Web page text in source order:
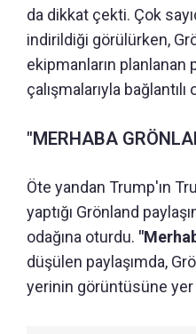
da dikkat çekti. Çok
indirildiği görülürken,
ekipmanların planlanan
çalışmalarıyla
"MERHABA
Öte yandan Trump'ın
yaptığı Grönland
odağına oturdu.
düşülen paylaşımda,
yerinin görüntüsüne yer